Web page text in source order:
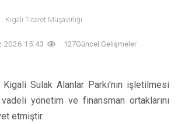
Kigali Ticaret Müşavirliği
2026 15:43 127Güncel Gelişmeler
Kigali Sulak Alanlar Parkı'nın işletilmesi
yönetim ve finansman ortaklarını
etmiştir.